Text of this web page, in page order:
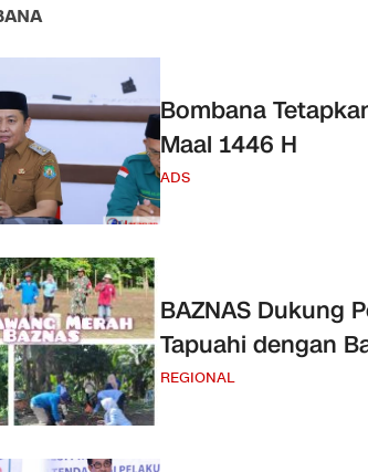
Bombana
Maal 1446 H
ADS
BAZNAS Dukung
Tapuahi dengan
REGIONAL